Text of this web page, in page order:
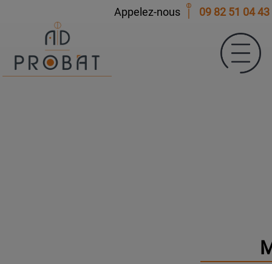
Appelez-nous 09 82 51 04 43